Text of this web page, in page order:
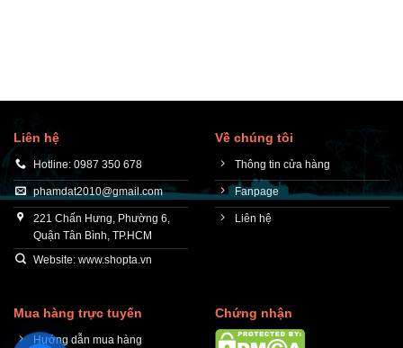
Liên hệ
Hotline: 0987 350 678
phamdat2010@gmail.com
221 Chấn Hưng, Phường 6,
Quận Tân Bình, TP.HCM
Website: www.shopta.vn
Về chúng tôi
Thông tin cửa hàng
Fanpage
Liên hệ
Mua hàng trực tuyến
Hướng dẫn mua hàng
Chứng nhận